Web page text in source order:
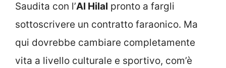
Saudita con l’Al Hilal pronto a fargli
sottoscrivere un contratto faraonico. Ma
qui dovrebbe cambiare completamente
vita a livello culturale e sportivo, com’è